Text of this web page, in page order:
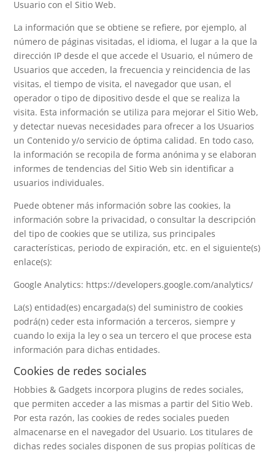
Usuario con el Sitio Web.
La información que se obtiene se refiere, por ejemplo, al
número de páginas visitadas, el idioma, el lugar a la que la
dirección IP desde el que accede el Usuario, el número de
Usuarios que acceden, la frecuencia y reincidencia de las
visitas, el tiempo de visita, el navegador que usan, el
operador o tipo de dipositivo desde el que se realiza la
visita. Esta información se utiliza para mejorar el Sitio Web,
y detectar nuevas necesidades para ofrecer a los Usuarios
un Contenido y/o servicio de óptima calidad. En todo caso,
la información se recopila de forma anónima y se elaboran
informes de tendencias del Sitio Web sin identificar a
usuarios individuales.
Puede obtener más información sobre las cookies, la
información sobre la privacidad, o consultar la descripción
del tipo de cookies que se utiliza, sus principales
características, periodo de expiración, etc. en el siguiente(s)
enlace(s):
Google Analytics: https://developers.google.com/analytics/
La(s) entidad(es) encargada(s) del suministro de cookies
podrá(n) ceder esta información a terceros, siempre y
cuando lo exija la ley o sea un tercero el que procese esta
información para dichas entidades.
Cookies de redes sociales
Hobbies & Gadgets incorpora plugins de redes sociales,
que permiten acceder a las mismas a partir del Sitio Web.
Por esta razón, las cookies de redes sociales pueden
almacenarse en el navegador del Usuario. Los titulares de
dichas redes sociales disponen de sus propias políticas de